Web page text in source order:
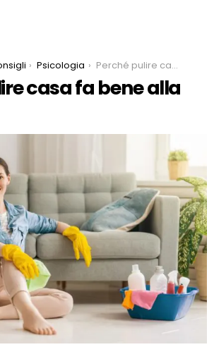
Psicologia Perché pulire casa fa bene alla salute
casa fa bene alla